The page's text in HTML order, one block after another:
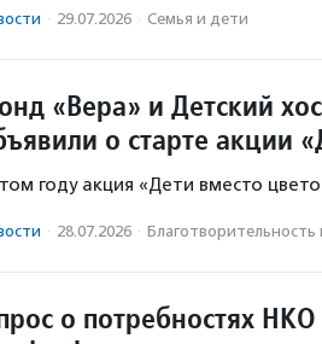
· 29.07.2026 · Семья и дети
«Вера» и Детский
о старте акции
году акция «Дети вместо
· 28.07.2026 ·
о потребностях